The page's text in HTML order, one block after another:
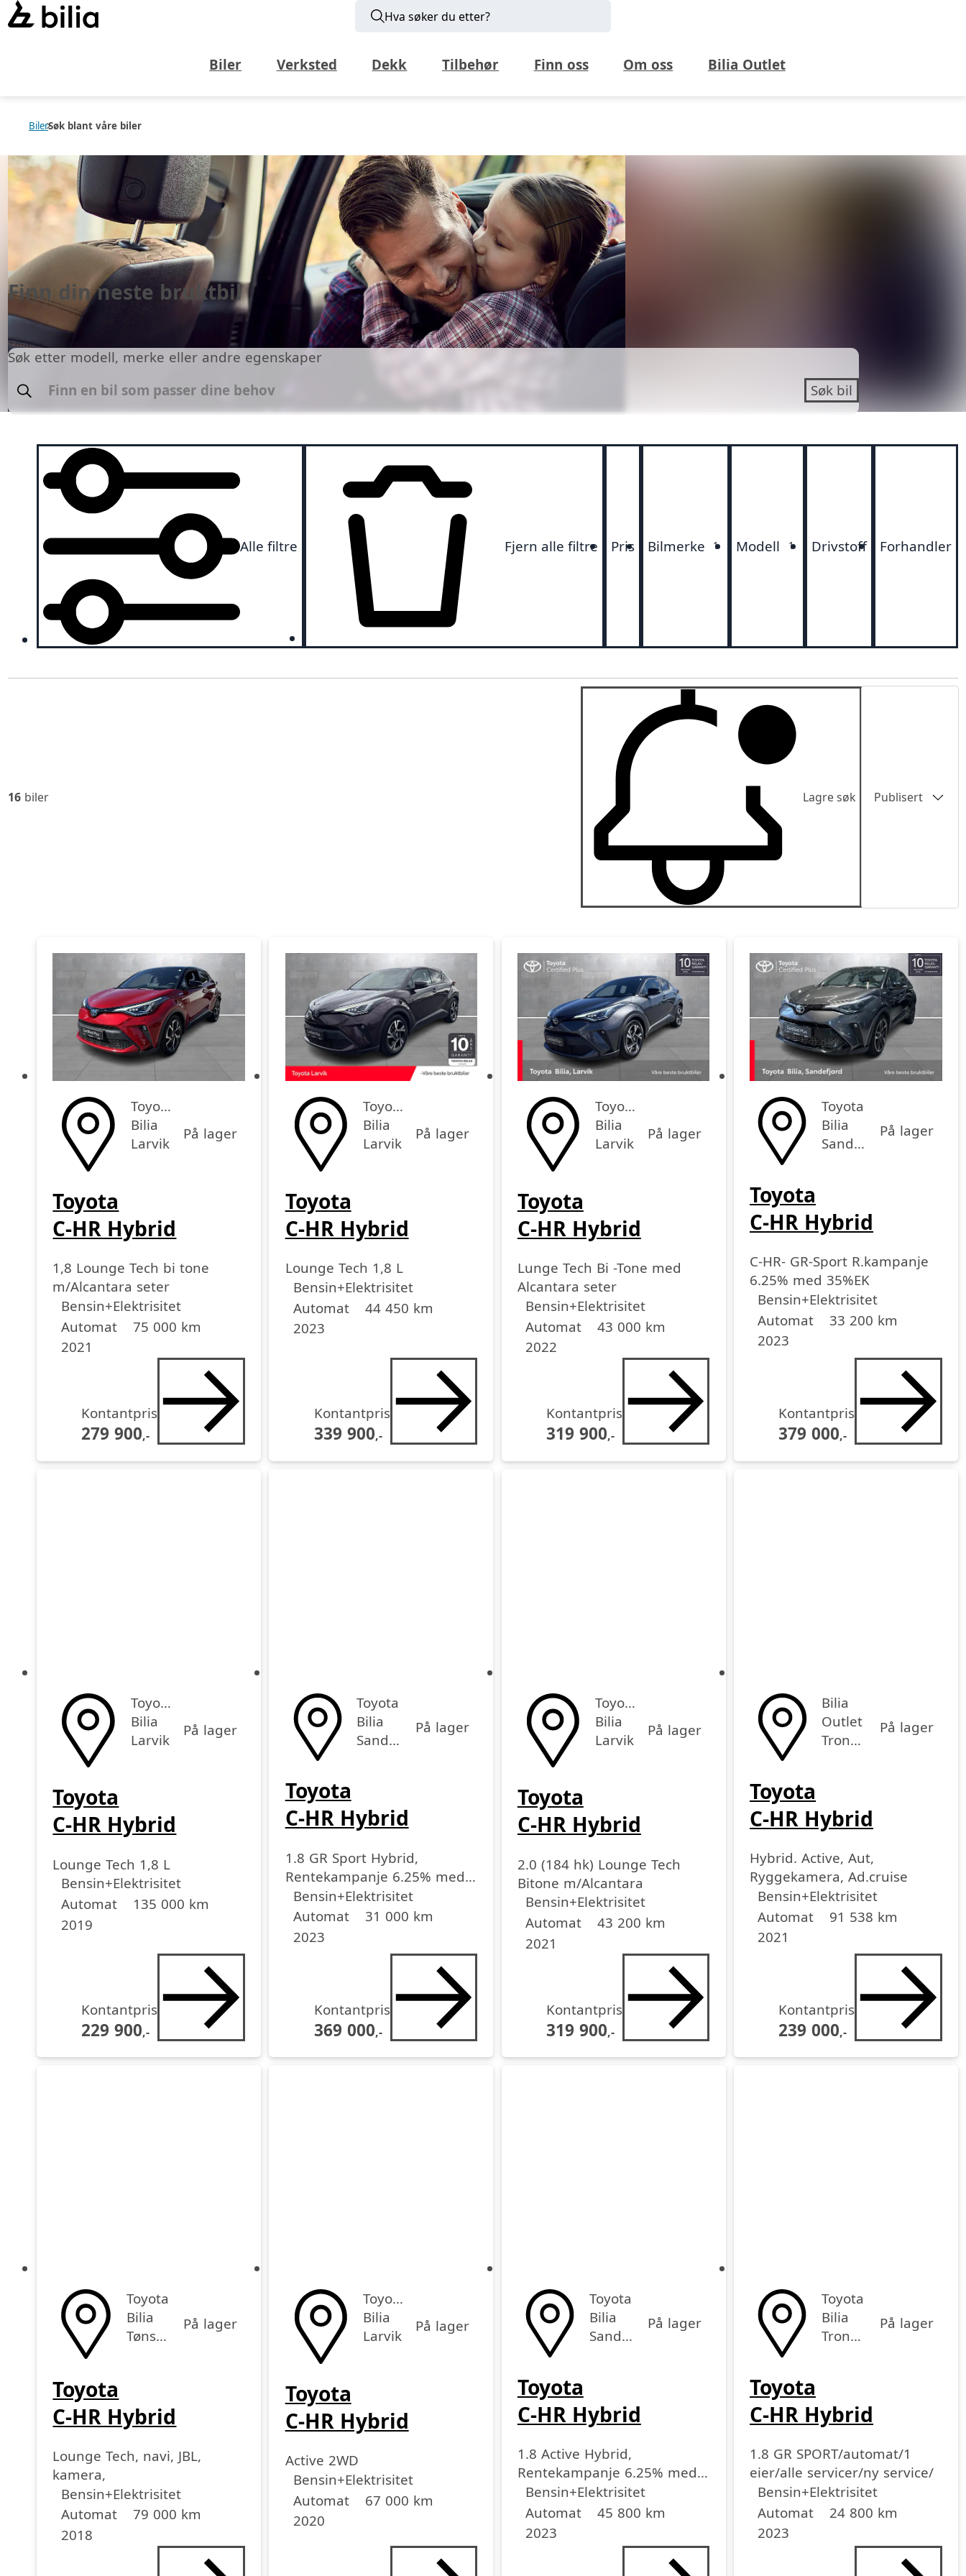
Hva søker du etter?
Biler Verksted Dekk Tilbehør Finn oss Om oss Bilia Outlet
BilerSøk blant våre biler
Finn din neste bruktbil
Søk etter modell, merke eller andre egenskaper
Søk bil
Alle filtre Fjern alle filtre Pris Bilmerke 1 Modell 1 Drivstoff Forhandler
16 biler Lagre søk Publisert
Pris lav-høy
Pris høy-lav
Toyota
Bilia
Larvik
På lager
Toyota
C-HR Hybrid
1,8 Lounge Tech bi tone
m/Alcantara seter
Drivstoff
Bensin+Elektrisitet
Girkasse
Automat
Kjørelengde
75 000 km
årsmodell
2021
Kontantpris
279 900,-
Toyota
Bilia
Larvik
På lager
Toyota
C-HR Hybrid
Lounge Tech 1,8 L
Drivstoff
Bensin+Elektrisitet
Girkasse
Automat
Kjørelengde
44 450 km
årsmodell
2023
Kontantpris
339 900,-
Toyota
Bilia
Larvik
På lager
Toyota
C-HR Hybrid
Lunge Tech Bi -Tone med
Alcantara seter
Drivstoff
Bensin+Elektrisitet
Girkasse
Automat
Kjørelengde
43 000 km
årsmodell
2022
Kontantpris
319 900,-
Toyota
Bilia
Sandefjord
På lager
Toyota
C-HR Hybrid
C-HR- GR-Sport R.kampanje
6.25% med 35%EK
Drivstoff
Bensin+Elektrisitet
Girkasse
Automat
Kjørelengde
33 200 km
årsmodell
2023
Kontantpris
379 000,-
Toyota
Bilia
Larvik
På lager
Toyota
C-HR Hybrid
Lounge Tech 1,8 L
Drivstoff
Bensin+Elektrisitet
Girkasse
Automat
Kjørelengde
135 000 km
årsmodell
2019
Kontantpris
229 900,-
Toyota
Bilia
Sandefjord
På lager
Toyota
C-HR Hybrid
1.8 GR Sport Hybrid,
Rentekampanje 6.25% med
35% EK
Drivstoff
Bensin+Elektrisitet
Girkasse
Automat
Kjørelengde
31 000 km
årsmodell
2023
Kontantpris
369 000,-
Toyota
Bilia
Larvik
På lager
Toyota
C-HR Hybrid
2.0 (184 hk) Lounge Tech
Bitone m/Alcantara
Drivstoff
Bensin+Elektrisitet
Girkasse
Automat
Kjørelengde
43 200 km
årsmodell
2021
Kontantpris
319 900,-
Bilia
Outlet
Trondheim
På lager
Toyota
C-HR Hybrid
Hybrid. Active, Aut,
Ryggekamera, Ad.cruise
Drivstoff
Bensin+Elektrisitet
Girkasse
Automat
Kjørelengde
91 538 km
årsmodell
2021
Kontantpris
239 000,-
Toyota
Bilia
Tønsberg
På lager
Toyota
C-HR Hybrid
Lounge Tech, navi, JBL,
kamera,
Drivstoff
Bensin+Elektrisitet
Girkasse
Automat
Kjørelengde
79 000 km
årsmodell
2018
Toyota
Bilia
Larvik
På lager
Toyota
C-HR Hybrid
Active 2WD
Drivstoff
Bensin+Elektrisitet
Girkasse
Automat
Kjørelengde
67 000 km
årsmodell
2020
Toyota
Bilia
Sandefjord
På lager
Toyota
C-HR Hybrid
1.8 Active Hybrid,
Rentekampanje 6.25% med
35% EK
Drivstoff
Bensin+Elektrisitet
Girkasse
Automat
Kjørelengde
45 800 km
årsmodell
2023
Toyota
Bilia
Trondheim
På lager
Toyota
C-HR Hybrid
1.8 GR SPORT/automat/1
eier/alle servicer/ny service/
Drivstoff
Bensin+Elektrisitet
Girkasse
Automat
Kjørelengde
24 800 km
årsmodell
2023